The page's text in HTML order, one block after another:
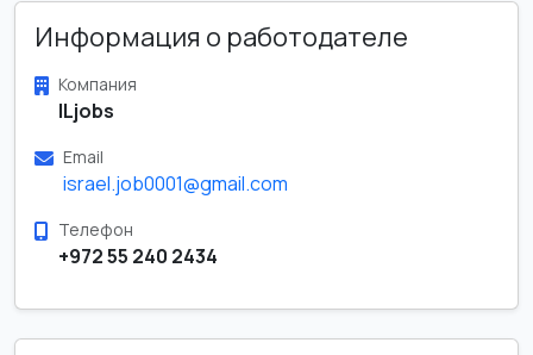
Информация о работодателе
Компания
ILjobs
Email
israel.job0001@gmail.com
Телефон
+972 55 240 2434